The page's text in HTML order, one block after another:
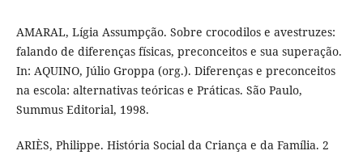
AMARAL, Lígia Assumpção. Sobre crocodilos e avestruzes:
falando de diferenças físicas, preconceitos e sua superação.
In: AQUINO, Júlio Groppa (org.). Diferenças e preconceitos
na escola: alternativas teóricas e Práticas. São Paulo,
Summus Editorial, 1998.
ARIÈS, Philippe. História Social da Criança e da Família. 2